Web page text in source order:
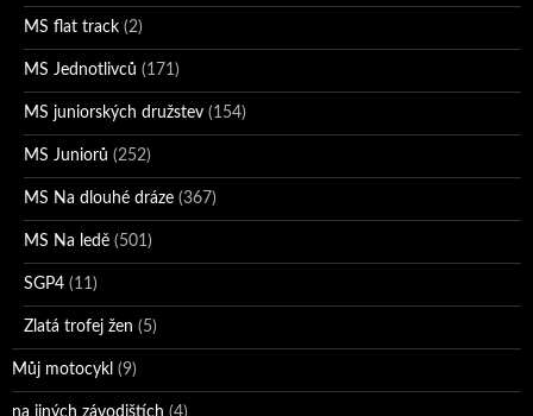
MS flat track (2)
MS Jednotlivců (171)
MS juniorských družstev (154)
MS Juniorů (252)
MS Na dlouhé dráze (367)
MS Na ledě (501)
SGP4 (11)
Zlatá trofej žen (5)
Můj motocykl (9)